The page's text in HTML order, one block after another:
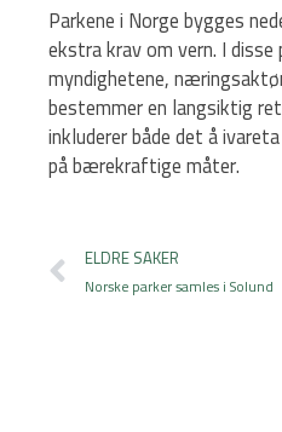
Parkene i Norge bygges
ekstra krav om vern. I
myndighetene,
bestemmer en langsiktig
inkluderer både det å
på bærekraftige måter.
Prev
ELDRE SAKER
Norske parker samles i Solund